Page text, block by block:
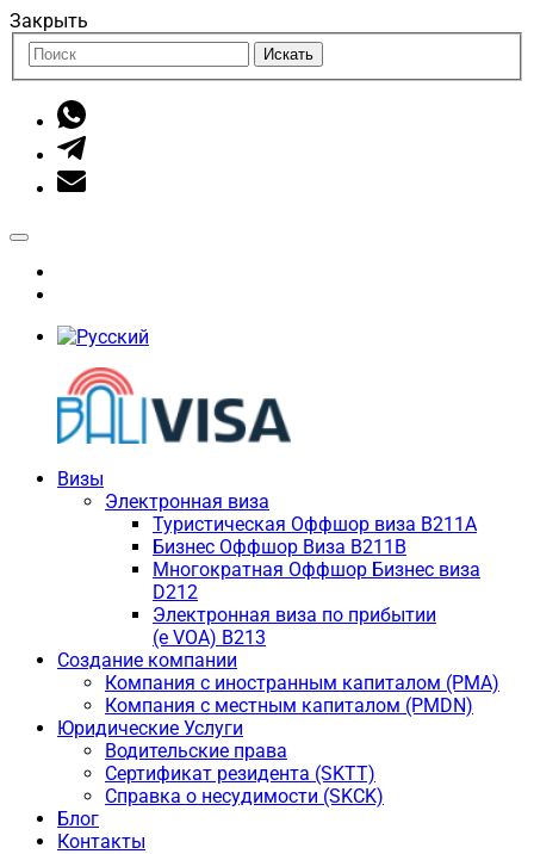
Закрыть
Искать
Визы
Электронная виза
Туристическая Оффшор виза B211A
Бизнес Оффшор Виза B211B
Многократная Оффшор Бизнес виза
D212
Электронная виза по прибытии
(e VOA) B213
Создание компании
Компания с иностранным капиталом (PMA)
Компания с местным капиталом (PMDN)
Юридические Услуги
Водительские права
Сертификат резидента (SKTT)
Справка о несудимости (SKCK)
Блог
Контакты